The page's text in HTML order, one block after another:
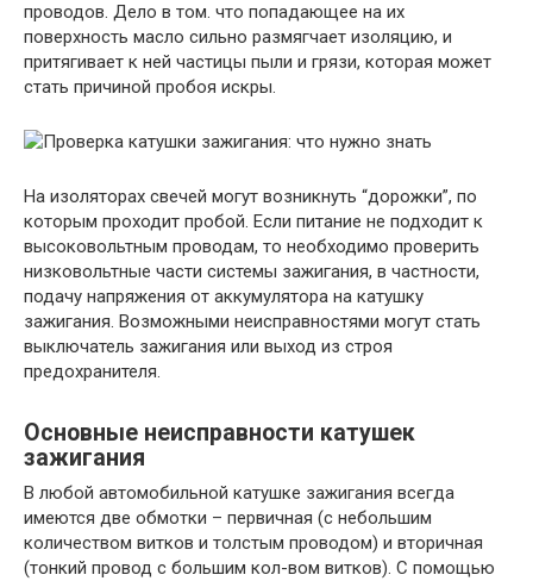
проводов. Дело в том. что попадающее на их
поверхность масло сильно размягчает изоляцию, и
притягивает к ней частицы пыли и грязи, которая может
стать причиной пробоя искры.
На изоляторах свечей могут возникнуть “дорожки”, по
которым проходит пробой. Если питание не подходит к
высоковольтным проводам, то необходимо проверить
низковольтные части системы зажигания, в частности,
подачу напряжения от аккумулятора на катушку
зажигания. Возможными неисправностями могут стать
выключатель зажигания или выход из строя
предохранителя.
Основные неисправности катушек
зажигания
В любой автомобильной катушке зажигания всегда
имеются две обмотки – первичная (с небольшим
количеством витков и толстым проводом) и вторичная
(тонкий провод с большим кол-вом витков). С помощью